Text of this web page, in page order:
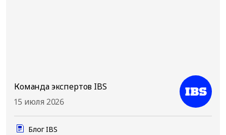
Команда экспертов IBS
15 июля 2026
Блог IBS